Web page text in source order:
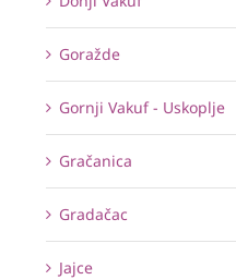
Goražde
Gornji Vakuf - Uskoplje
Gračanica
Gradačac
Jajce